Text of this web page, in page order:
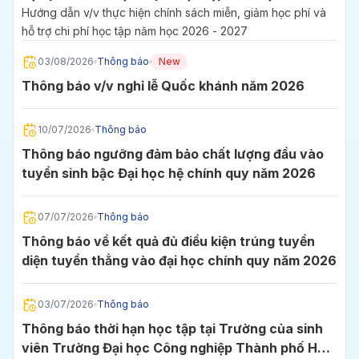
2027
Hướng dẫn v/v thực hiện chính sách miễn, giảm học phí và
hỗ trợ chi phí học tập năm học 2026 - 2027
03/08/2026 Thông báo New
Thông báo v/v nghỉ lễ Quốc khánh năm 2026
10/07/2026 Thông báo
Thông báo ngưỡng đảm bảo chất lượng đầu vào
tuyển sinh bậc Đại học hệ chính quy năm 2026
07/07/2026 Thông báo
Thông báo về kết quả đủ điều kiện trúng tuyển
diện tuyển thẳng vào đại học chính quy năm 2026
03/07/2026 Thông báo
Thông báo thời hạn học tập tại Trường của sinh
viên Trường Đại học Công nghiệp Thành phố Hồ